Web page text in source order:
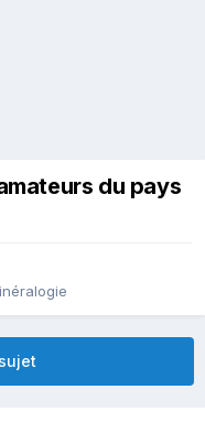
du pays